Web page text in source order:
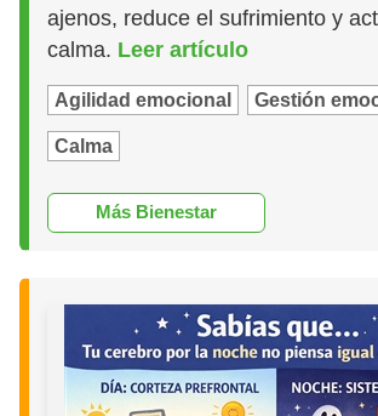
ajenos, reduce el sufrimiento y
calma. Leer artículo
Agilidad emocional Gestión
Calma
Más Bienestar